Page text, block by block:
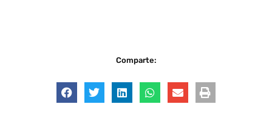
Comparte: